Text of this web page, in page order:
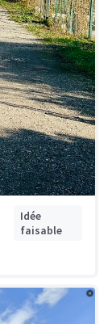
Idée
faisable